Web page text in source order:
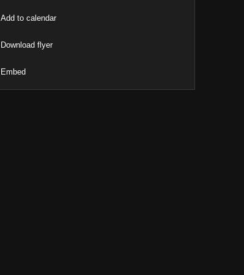
Add to calendar
Download flyer
Embed